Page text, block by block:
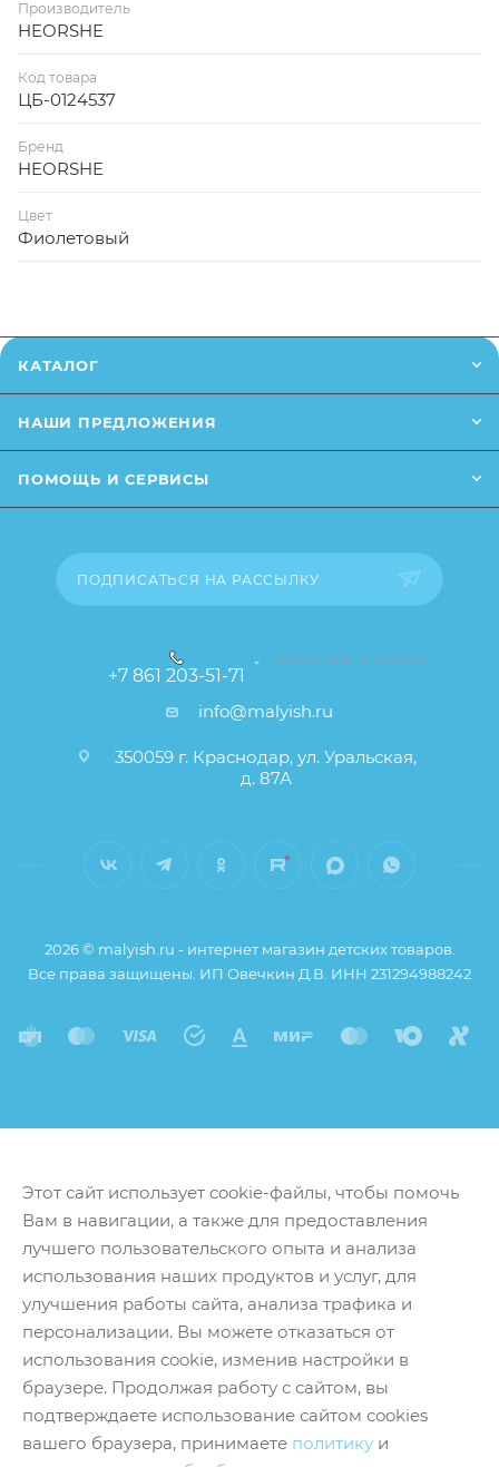
Производитель
HEORSHE
Код товара
ЦБ-0124537
Бренд
HEORSHE
Цвет
Фиолетовый
КАТАЛОГ
НАШИ ПРЕДЛОЖЕНИЯ
ПОМОЩЬ И СЕРВИСЫ
ПОДПИСАТЬСЯ НА РАССЫЛКУ
+7 861 203-51-71
ЗАКАЗАТЬ ЗВОНОК
info@malyish.ru
350059 г. Краснодар, ул. Уральская,
д. 87А
2026 © malyish.ru - интернет магазин детских товаров.
Все права защищены. ИП Овечкин Д.В. ИНН 231294988242
Этот сайт использует cookie-файлы, чтобы помочь
Вам в навигации, а также для предоставления
лучшего пользовательского опыта и анализа
использования наших продуктов и услуг, для
улучшения работы сайта, анализа трафика и
персонализации. Вы можете отказаться от
использования cookie, изменив настройки в
браузере. Продолжая работу с сайтом, вы
подтверждаете использование сайтом cookies
вашего браузера, принимаете политику и